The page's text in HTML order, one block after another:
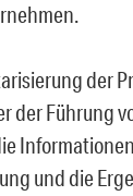
der
der Führung
und die